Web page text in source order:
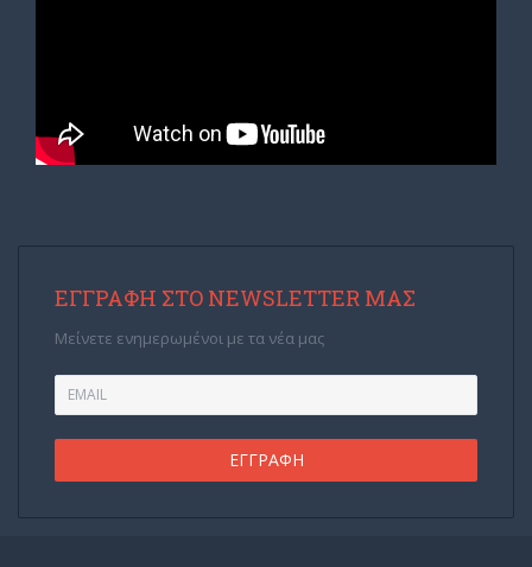
ΕΓΓΡΑΦΉ ΣΤΟ NEWSLETTER ΜΑΣ
Μείνετε ενημερωμένοι με τα νέα μας